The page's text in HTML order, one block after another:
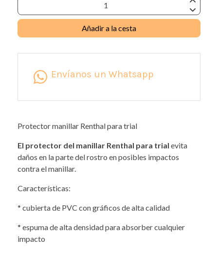
Añadir a la cesta
Envíanos un Whatsapp
Protector manillar Renthal para trial
El protector del manillar Renthal para trial evita
daños en la parte del rostro en posibles impactos
contra el manillar.
Características:
* cubierta de PVC con gráficos de alta calidad
* espuma de alta densidad para absorber cualquier
impacto